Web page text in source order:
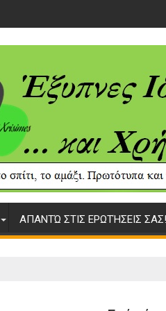
ΑΠΑΝΤΏ ΣΤΙΣ ΕΡΩΤΉΣΕΙΣ ΣΑΣ!